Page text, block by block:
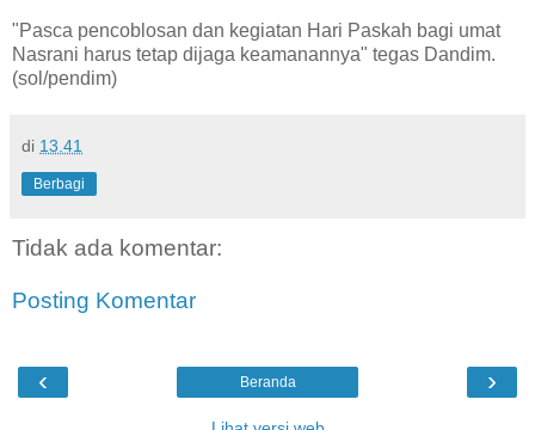
"Pasca pencoblosan dan kegiatan Hari Paskah bagi umat
Nasrani harus tetap dijaga keamanannya" tegas Dandim.
(sol/pendim)
di 13.41
Berbagi
Tidak ada komentar:
Posting Komentar
‹ ›
Beranda